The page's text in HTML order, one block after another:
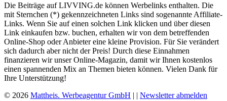
Die Beiträge auf LIVVING.de können Werbelinks enthalten. Die
mit Sternchen (*) gekennzeichneten Links sind sogenannte Affiliate-
Links. Wenn Sie auf einen solchen Link klicken und über diesen
Link einkaufen bzw. buchen, erhalten wir von dem betreffenden
Online-Shop oder Anbieter eine kleine Provision. Für Sie verändert
sich dadurch aber nicht der Preis! Durch diese Einnahmen
finanzieren wir unser Online-Magazin, damit wir Ihnen kostenlos
einen spannenden Mix an Themen bieten können. Vielen Dank für
Ihre Unterstützung!
© 2026 Mattheis. Werbeagentur GmbH | | Newsletter abmelden